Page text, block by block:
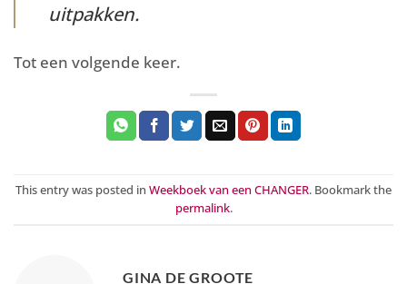
uitpakken.
Tot een volgende keer.
This entry was posted in Weekboek van een CHANGER. Bookmark the
permalink.
GINA DE GROOTE